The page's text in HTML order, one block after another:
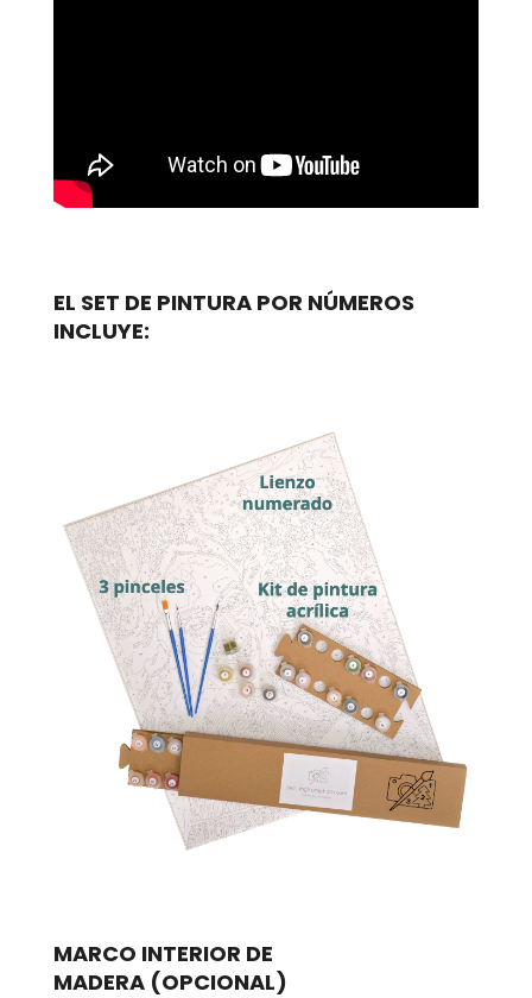
EL SET DE PINTURA POR NÚMEROS
INCLUYE:
MARCO INTERIOR DE
MADERA (OPCIONAL)